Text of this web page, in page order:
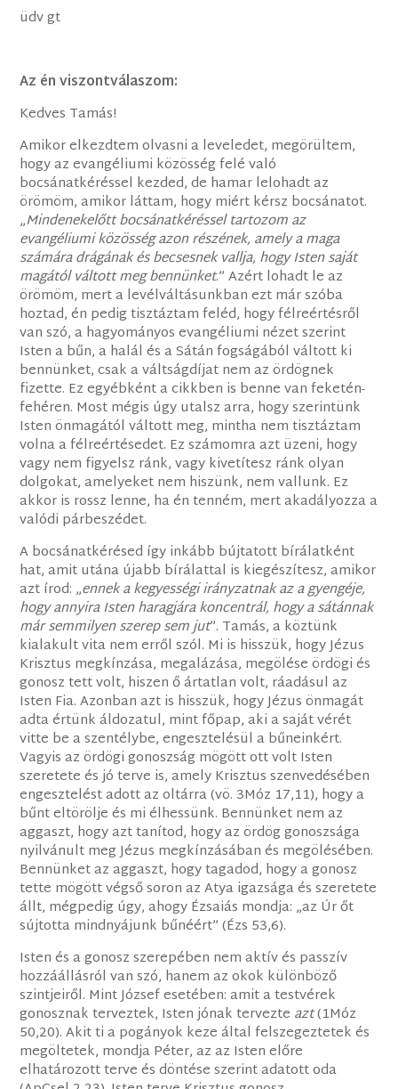
üdv gt
Az én viszontválaszom:
Kedves Tamás!
Amikor elkezdtem olvasni a leveledet, megörültem,
hogy az evangéliumi közösség felé való
bocsánatkéréssel kezded, de hamar lelohadt az
örömöm, amikor láttam, hogy miért kérsz bocsánatot.
„Mindenekelőtt bocsánatkéréssel tartozom az
evangéliumi közösség azon részének, amely a maga
számára drágának és becsesnek vallja, hogy Isten saját
magától váltott meg bennünket.” Azért lohadt le az
örömöm, mert a levélváltásunkban ezt már szóba
hoztad, én pedig tisztáztam feléd, hogy félreértésről
van szó, a hagyományos evangéliumi nézet szerint
Isten a bűn, a halál és a Sátán fogságából váltott ki
bennünket, csak a váltságdíjat nem az ördögnek
fizette. Ez egyébként a cikkben is benne van feketén-
fehéren. Most mégis úgy utalsz arra, hogy szerintünk
Isten önmagától váltott meg, mintha nem tisztáztam
volna a félreértésedet. Ez számomra azt üzeni, hogy
vagy nem figyelsz ránk, vagy kivetítesz ránk olyan
dolgokat, amelyeket nem hiszünk, nem vallunk. Ez
akkor is rossz lenne, ha én tenném, mert akadályozza a
valódi párbeszédet.
A bocsánatkérésed így inkább bújtatott bírálatként
hat, amit utána újabb bírálattal is kiegészítesz, amikor
azt írod: „ennek a kegyességi irányzatnak az a gyengéje,
hogy annyira Isten haragjára koncentrál, hogy a sátánnak
már semmilyen szerep sem jut”. Tamás, a köztünk
kialakult vita nem erről szól. Mi is hisszük, hogy Jézus
Krisztus megkínzása, megalázása, megölése ördögi és
gonosz tett volt, hiszen ő ártatlan volt, ráadásul az
Isten Fia. Azonban azt is hisszük, hogy Jézus önmagát
adta értünk áldozatul, mint főpap, aki a saját vérét
vitte be a szentélybe, engesztelésül a bűneinkért.
Vagyis az ördögi gonoszság mögött ott volt Isten
szeretete és jó terve is, amely Krisztus szenvedésében
engesztelést adott az oltárra (vö. 3Móz 17,11), hogy a
bűnt eltörölje és mi élhessünk. Bennünket nem az
aggaszt, hogy azt tanítod, hogy az ördög gonoszsága
nyilvánult meg Jézus megkínzásában és megölésében.
Bennünket az aggaszt, hogy tagadod, hogy a gonosz
tette mögött végső soron az Atya igazsága és szeretete
állt, mégpedig úgy, ahogy Ézsaiás mondja: „az Úr őt
sújtotta mindnyájunk bűnéért” (Ézs 53,6).
Isten és a gonosz szerepében nem aktív és passzív
hozzáállásról van szó, hanem az okok különböző
szintjeiről. Mint József esetében: amit a testvérek
gonosznak terveztek, Isten jónak tervezte azt(1Móz
50,20). Akit ti a pogányok keze által felszegeztetek és
megöltetek, mondja Péter, az az Isten előre
elhatározott terve és döntése szerint adatott oda